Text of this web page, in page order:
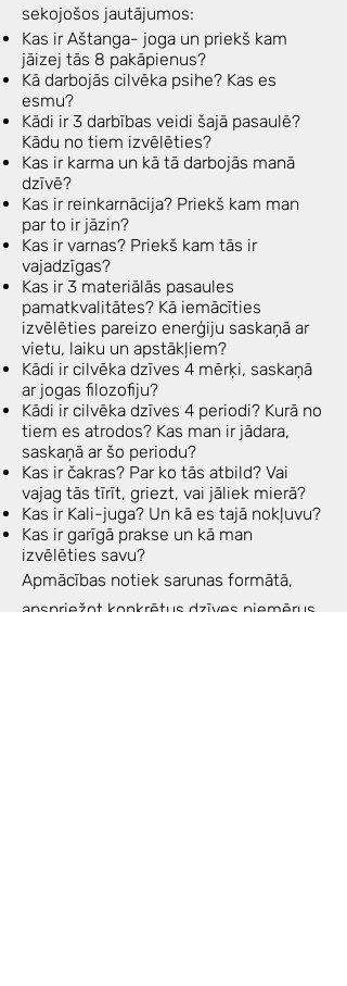
sekojošos jautājumos:
Kas ir Aštanga- joga un priekš kam
jāizej tās 8 pakāpienus?
Kā darbojās cilvēka psihe? Kas es
esmu?
Kādi ir 3 darbības veidi šajā pasaulē?
Kādu no tiem izvēlēties?
Kas ir karma un kā tā darbojās manā
dzīvē?
Kas ir reinkarnācija? Priekš kam man
par to ir jāzin?
Kas ir varnas? Priekš kam tās ir
vajadzīgas?
Kas ir 3 materiālās pasaules
pamatkvalitātes? Kā iemācīties
izvēlēties pareizo enerģiju saskaņā ar
vietu, laiku un apstākļiem?
Kādi ir cilvēka dzīves 4 mērķi, saskaņā
ar jogas filozofiju?
Kādi ir cilvēka dzīves 4 periodi? Kurā no
tiem es atrodos? Kas man ir jādara,
saskaņā ar šo periodu?
Kas ir čakras? Par ko tās atbild? Vai
vajag tās tīrīt, griezt, vai jāliek mierā?
Kas ir Kali-juga? Un kā es tajā nokļuvu?
Kas ir garīgā prakse un kā man
izvēlēties savu?
Apmācības notiek sarunas formātā,
apspriežot konkrētus dzīves piemērus